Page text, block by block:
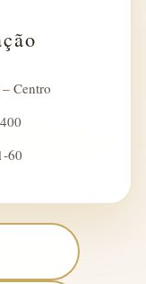
Centro
60